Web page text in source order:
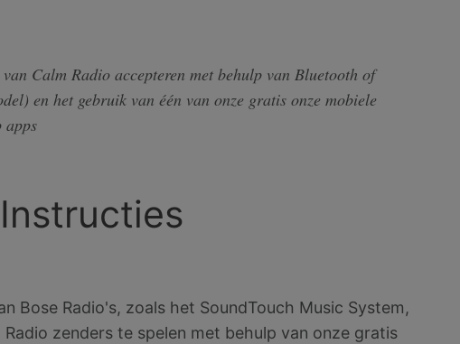
van Calm Radio accepteren met behulp van Bluetooth of
en het gebruik van één van onze gratis onze mobiele
apps
Bose Radio's, zoals het SoundTouch Music System,
zenders te spelen met behulp van onze gratis